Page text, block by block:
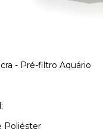
- Pré-filtro Aquário
Poliéster